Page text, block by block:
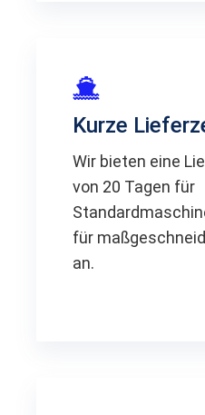
Kurze
Wir bieten eine
von 20 Tagen für
für
an.